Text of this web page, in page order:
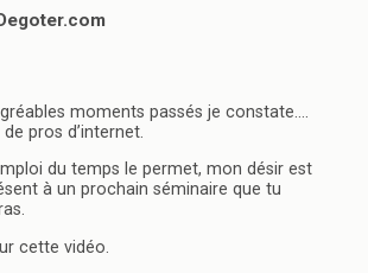
moments passés je constate….
pros d’internet.
du temps le permet, mon désir est
à un prochain séminaire que tu
cette vidéo.